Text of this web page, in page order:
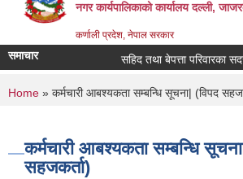
नगर कार्यपालिकाको कार्यालय दल्ली,
कर्णाली प्रदेश, नेपाल सरकार
समाचार सहिद तथा बेपत्ता परिवारका
You are here
Home » कर्मचारी आबश्यकता सम्बन्धि सूचना| (विपद
कर्मचारी आबश्यकता सम्बन्धि
सहजकर्ता)